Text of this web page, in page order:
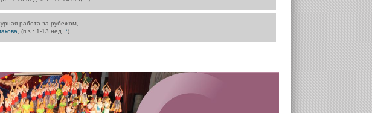
работа за рубежом,
, (п.з.: 1-13 нед. *)